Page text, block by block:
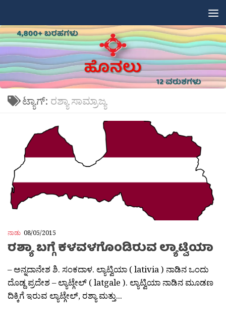
ಟ್ಯಾಗ್: ರಶ್ಯಾ ಸಾಮ್ರಾಜ್ಯ
ನಾಡು 08/05/2015
ರಶ್ಯಾ ಬಗ್ಗೆ ಕಳವಳಗೊಂಡಿರುವ ಲ್ಯಾಟ್ವಿಯಾ
– ಅನ್ನದಾನೇಶ ಶಿ. ಸಂಕದಾಳ. ಲ್ಯಾಟ್ವಿಯಾ ( lativia ) ನಾಡಿನ ಒಂದು
ದೊಡ್ದ ಪ್ರದೇಶ – ಲ್ಯಾಟ್ಗೇಲ್ ( latgale ). ಲ್ಯಾಟ್ವಿಯಾ ನಾಡಿನ ಮೂಡಣ
ದಿಕ್ಕಿಗೆ ಇರುವ ಲ್ಯಾಟ್ಗೇಲ್, ರಶ್ಯಾ ಮತ್ತು...